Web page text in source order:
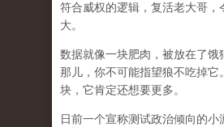
符合威权的逻辑，复活老大哥，
大。
数据就像一块肥肉，被放在了饿
那儿，你不可能指望狼不吃掉它
块，它肯定还想要更多。
日前一个宣称测试政治倾向的小